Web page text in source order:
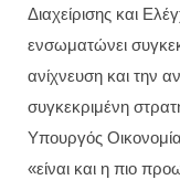
Διαχείρισης και
ενσωματώνει
ανίχνευση και την
συγκεκριμένη
Υπουργός
«είναι και η πιο